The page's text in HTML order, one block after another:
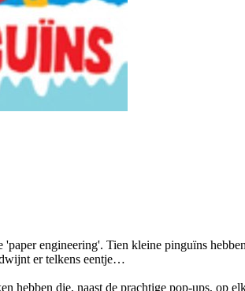
engineering'. Tien kleine pinguïns
er telkens eentje…
hebben die, naast de prachtige pop-ups,